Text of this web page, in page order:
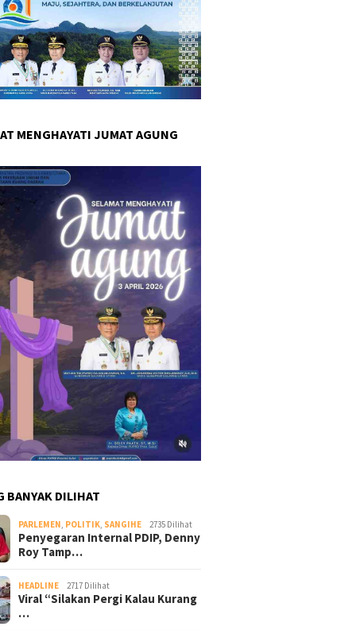
MENGHAYATI JUMAT AGUNG
BANYAK DILIHAT
PARLEMEN, POLITIK, SANGIHE 2735 Dilihat
Penyegaran Internal PDIP, Denny
Roy Tamp…
HEADLINE 2717 Dilihat
Viral “Silakan Pergi Kalau Kurang
…